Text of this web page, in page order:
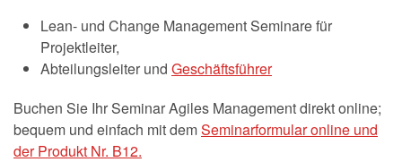
Lean- und Change Management Seminare für
Projektleiter,
Abteilungsleiter und Geschäftsführer
Buchen Sie Ihr Seminar Agiles Management direkt online;
bequem und einfach mit demSeminarformular online und
der Produkt Nr. B12.